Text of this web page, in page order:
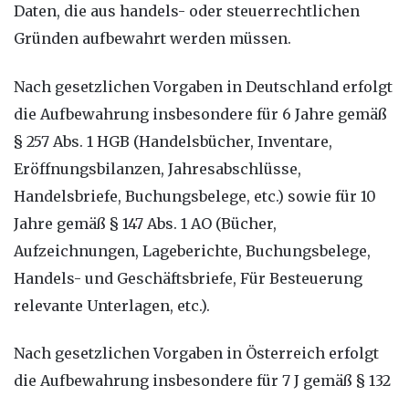
Daten, die aus handels- oder steuerrechtlichen
Gründen aufbewahrt werden müssen.
Nach gesetzlichen Vorgaben in Deutschland erfolgt
die Aufbewahrung insbesondere für 6 Jahre gemäß
§ 257 Abs. 1 HGB (Handelsbücher, Inventare,
Eröffnungsbilanzen, Jahresabschlüsse,
Handelsbriefe, Buchungsbelege, etc.) sowie für 10
Jahre gemäß § 147 Abs. 1 AO (Bücher,
Aufzeichnungen, Lageberichte, Buchungsbelege,
Handels- und Geschäftsbriefe, Für Besteuerung
relevante Unterlagen, etc.).
Nach gesetzlichen Vorgaben in Österreich erfolgt
die Aufbewahrung insbesondere für 7 J gemäß § 132